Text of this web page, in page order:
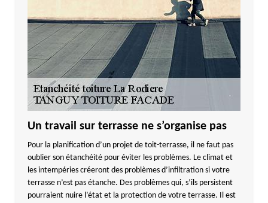
Un travail sur terrasse ne s’organise pas
Pour la planification d’un projet de toit-terrasse, il ne faut pas
oublier son étanchéité pour éviter les problèmes. Le climat et
les intempéries créeront des problèmes d’infiltration si votre
terrasse n’est pas étanche. Des problèmes qui, s’ils persistent
pourraient nuire l’état et la protection de votre terrasse. Il est